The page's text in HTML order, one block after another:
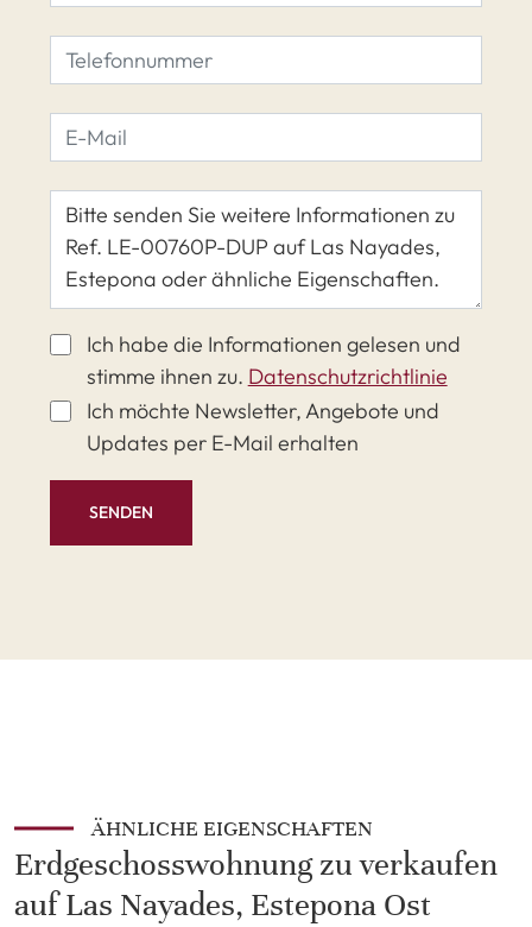
Ich habe die Informationen gelesen und
stimme ihnen zu. Datenschutzrichtlinie
Ich möchte Newsletter, Angebote und
Updates per E-Mail erhalten
SENDEN
ÄHNLICHE EIGENSCHAFTEN
Erdgeschosswohnung zu verkaufen
auf Las Nayades, Estepona Ost